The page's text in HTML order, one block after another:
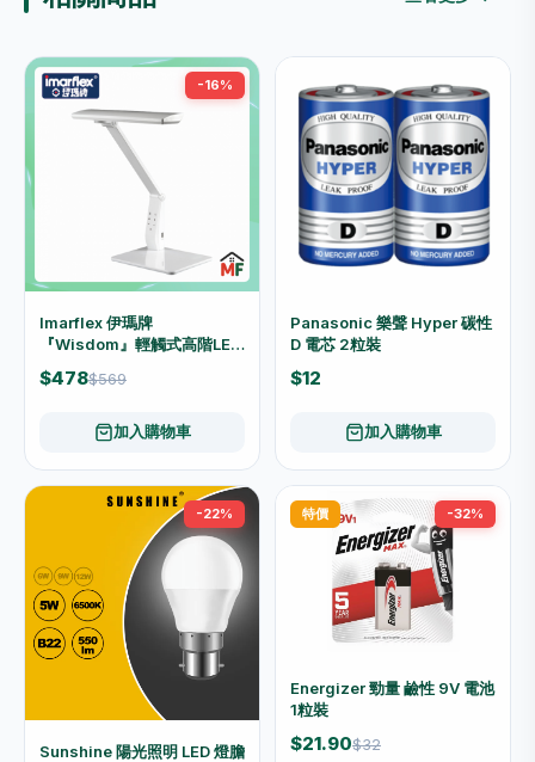
-16%
Imarflex 伊瑪牌
『Wisdom』輕觸式高階LED
護眼檯燈(白) ITL-08UW
$478$569
加入購物車
Panasonic 樂聲 Hyper 碳性
D 電芯 2粒裝
$12
加入購物車
-22%
Sunshine 陽光照明 LED 燈膽
特價 -32%
Energizer 勁量 鹼性 9V 電池
1粒裝
$21.90$32